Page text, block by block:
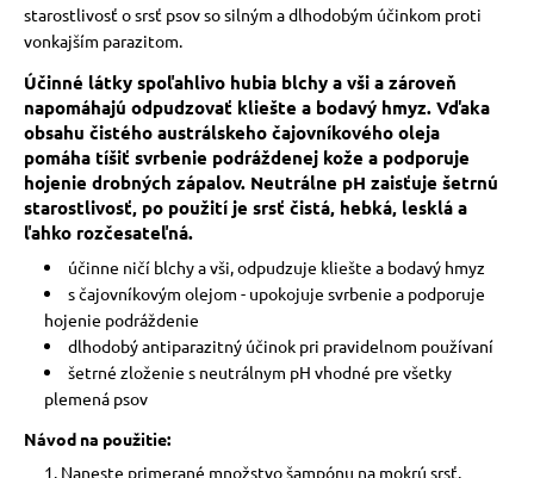
starostlivosť o srsť psov so silným a dlhodobým účinkom proti
vonkajším parazitom.
Účinné látky spoľahlivo hubia blchy a vši a zároveň
napomáhajú odpudzovať kliešte a bodavý hmyz. Vďaka
obsahu čistého austrálskeho čajovníkového oleja
pomáha tíšiť svrbenie podráždenej kože a podporuje
hojenie drobných zápalov. Neutrálne pH zaisťuje šetrnú
starostlivosť, po použití je srsť čistá, hebká, lesklá a
ľahko rozčesateľná.
účinne ničí blchy a vši, odpudzuje kliešte a bodavý hmyz
s čajovníkovým olejom - upokojuje svrbenie a podporuje
hojenie podráždenie
dlhodobý antiparazitný účinok pri pravidelnom používaní
šetrné zloženie s neutrálnym pH vhodné pre všetky
plemená psov
Návod na použitie:
Naneste primerané množstvo šampónu na mokrú srsť.